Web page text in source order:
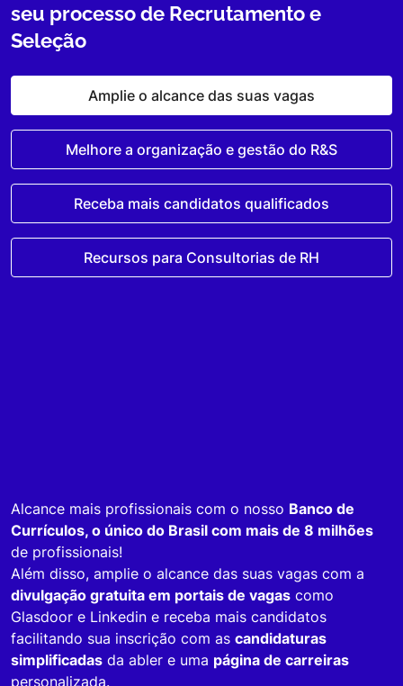
seu processo de Recrutamento e
Seleção
Amplie o alcance das suas vagas
Melhore a organização e gestão do R&S
Receba mais candidatos qualificados
Recursos para Consultorias de RH
Alcance mais profissionais com o nosso Banco de
Currículos, o único do Brasil com mais de 8 milhões
de profissionais!
Além disso, amplie o alcance das suas vagas com a
divulgação gratuita em portais de vagas como
Glasdoor e Linkedin e receba mais candidatos
facilitando sua inscrição com as candidaturas
simplificadas da abler e uma página de carreiras
personalizada.